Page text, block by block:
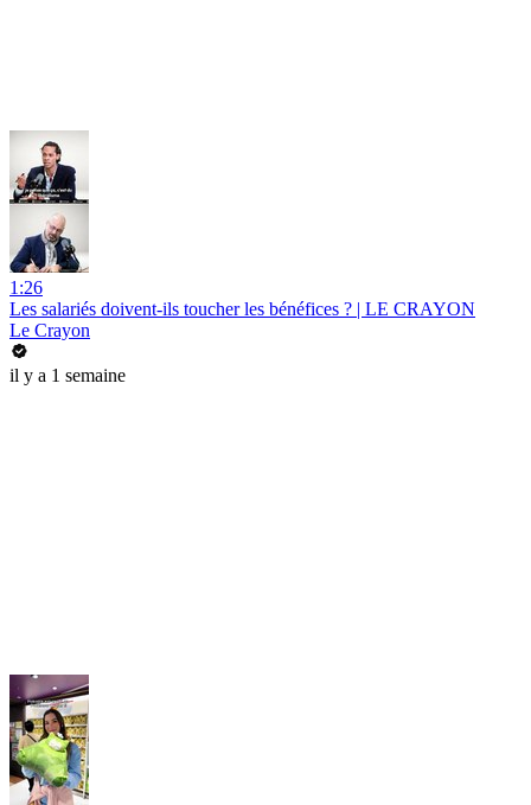
1:26
Les salariés doivent-ils toucher les bénéfices ? | LE CRAYON
Le Crayon
il y a 1 semaine